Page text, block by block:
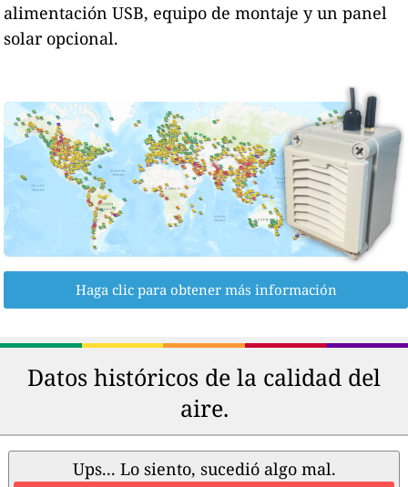
alimentación USB, equipo de montaje y un panel
solar opcional.
Haga clic para obtener más información
Datos históricos de la calidad del
aire.
Ups... Lo siento, sucedió algo mal.